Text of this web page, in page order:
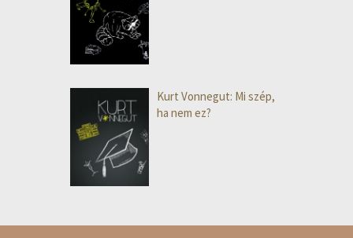
Kurt Vonnegut: Mi szép,
ha nem ez?